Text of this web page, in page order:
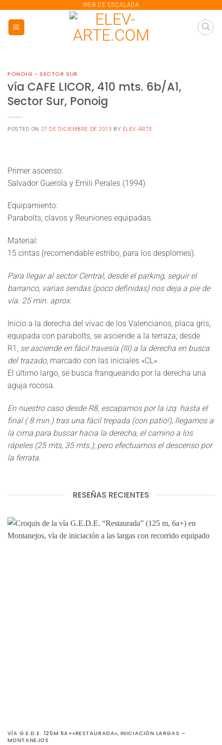
contenido
WEB DE ESCALADA
PONOIG - SECTOR SUR
vía CAFE LICOR, 410 mts. 6b/A1,
Sector Sur, Ponoig
POSTED ON 27 DE DICIEMBRE DE 2013 BY ELEV-ARTE
Primer ascenso:
Salvador Guerola y Emili Perales (1994).
Equipamiento:
Parabolts, clavos y Reuniones equipadas.
Material:
15 cintas (recomendable estribo, para los desplomes).
Para llegar al sector Central, desde el parking, seguir el
barranco, varias sendas (poco definidas) nos deja a pie de
vía. 25 min. aprox.
Inicio a la derecha del vivac de los Valencianos , placa gris,
equipada con parabolts, se asciende a la terraza; desde
R1, se asciende en fácil travesía (III) a la derecha en busca
del trazado, marcado con las iniciales «CL».
El último largo, se busca franqueando por la derecha una
aguja rocosa.
En nuestro caso desde R8, escapamos por la izq. hasta el
final ( 8 min.) tras una fácil trepada (con patio!), llegamos a
la cima para buscar hacia la derecha, el camino a los
rápeles (25 mts, 35 mts.); pero efectuamos el descenso por
la ferrata.
RESEÑAS RECIENTES
VÍA G.E.D.E. 125M 6A+»RESTAURADA», INICIACIÓN LARGAS –
MONTANEJOS